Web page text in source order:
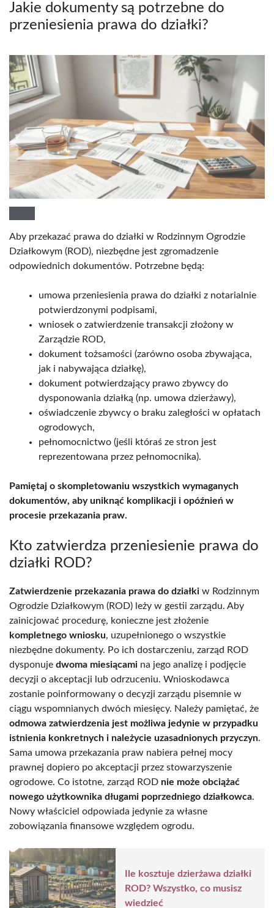
Jakie dokumenty są potrzebne do
przeniesienia prawa do działki?
Aby przekazać prawa do działki w Rodzinnym Ogrodzie
Działkowym (ROD), niezbędne jest zgromadzenie
odpowiednich dokumentów. Potrzebne będą:
umowa przeniesienia prawa do działki z notarialnie
potwierdzonymi podpisami,
wniosek o zatwierdzenie transakcji złożony w
Zarządzie ROD,
dokument tożsamości (zarówno osoba zbywająca,
jak i nabywająca działkę),
dokument potwierdzający prawo zbywcy do
dysponowania działką (np. umowa dzierżawy),
oświadczenie zbywcy o braku zaległości w opłatach
ogrodowych,
pełnomocnictwo (jeśli któraś ze stron jest
reprezentowana przez pełnomocnika).
Pamiętaj o skompletowaniu wszystkich wymaganych
dokumentów, aby uniknąć komplikacji i opóźnień w
procesie przekazania praw.
Kto zatwierdza przeniesienie prawa do
działki ROD?
Zatwierdzenie przekazania prawa do działki w Rodzinnym
Ogrodzie Działkowym (ROD) leży w gestii zarządu. Aby
zainicjować procedurę, konieczne jest złożenie
kompletnego wniosku, uzupełnionego o wszystkie
niezbędne dokumenty. Po ich dostarczeniu, zarząd ROD
dysponuje dwoma miesiącami na jego analizę i podjęcie
decyzji o akceptacji lub odrzuceniu. Wnioskodawca
zostanie poinformowany o decyzji zarządu pisemnie w
ciągu wspomnianych dwóch miesięcy. Należy pamiętać, że
odmowa zatwierdzenia jest możliwa jedynie w przypadku
istnienia konkretnych i należycie uzasadnionych przyczyn.
Sama umowa przekazania praw nabiera pełnej mocy
prawnej dopiero po akceptacji przez stowarzyszenie
ogrodowe. Co istotne, zarząd ROD nie może obciążać
nowego użytkownika długami poprzedniego działkowca.
Nowy właściciel odpowiada jedynie za własne
zobowiązania finansowe względem ogrodu.
Ile kosztuje dzierżawa działki
ROD? Wszystko, co musisz
wiedzieć